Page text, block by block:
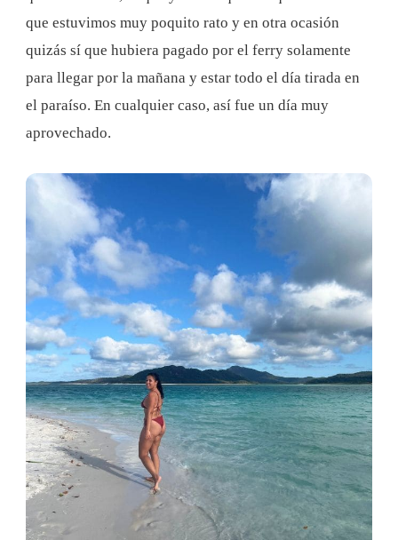
que estuvimos muy poquito rato y en otra ocasión
quizás sí que hubiera pagado por el ferry solamente
para llegar por la mañana y estar todo el día tirada en
el paraíso. En cualquier caso, así fue un día muy
aprovechado.